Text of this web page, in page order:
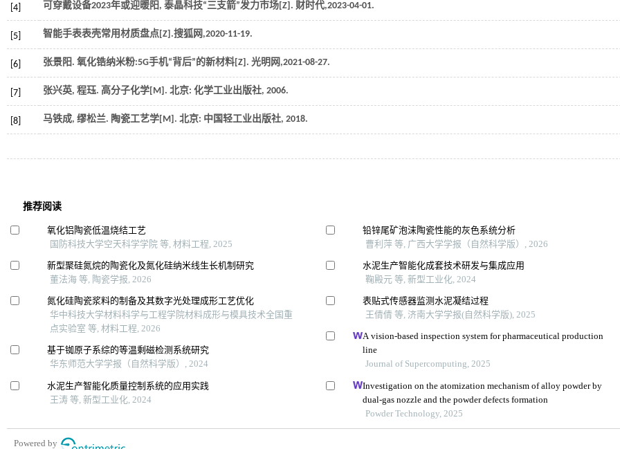
[4] 可穿戴设备2023年或迎暖阳, 泰晶科技“三支箭”发力市场[Z]. 财时代,2023-04-01.
[5] 智能手表表壳常用材质盘点[Z].搜狐网,2020-11-19.
[6] 张景阳. 氧化锆纳米粉:5G手机“背后”的新材料[Z]. 光明网 ,2021-08-27.
[7] 张兴英, 程珏. 高分子化学[M]. 北京: 化学工业出版社, 2006.
[8] 马铁成, 缪松兰. 陶瓷工艺学[M]. 北京: 中国轻工业出版社, 2018.